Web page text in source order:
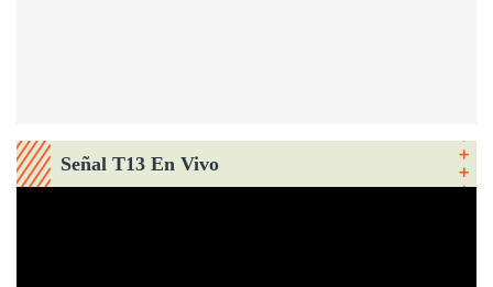
Señal T13 En Vivo